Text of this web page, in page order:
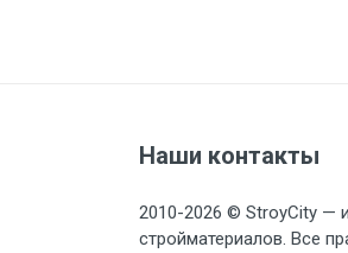
Наши контакты
2010-2026 © StroyCity —
стройматериалов. Все